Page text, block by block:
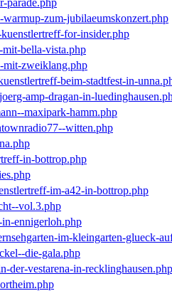
zum-jubilaeumskonzert.php
for-insider.php
bella-vista.php
mit-zweiklang.php
beim-stadtfest-in-
amp-dragan-in-
maxipark-hamm.php
witten.php
in-bottrop.php
im-a42-in-bottrop.php
vol.3.php
ennigerloh.php
im-kleingarten-glueck-
die-gala.php
der-vestarena-in-recklinghausen.php